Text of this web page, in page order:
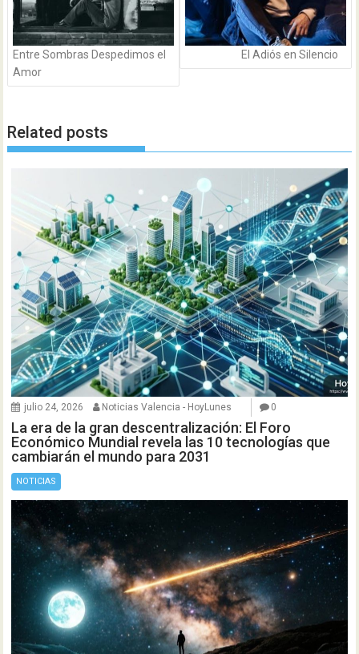
Entre Sombras Despedimos el
Amor
El Adiós en Silencio
Related posts
julio 24, 2026 Noticias Valencia - HoyLunes 0
La era de la gran descentralización: El Foro
Económico Mundial revela las 10 tecnologías que
cambiarán el mundo para 2031
NOTICIAS